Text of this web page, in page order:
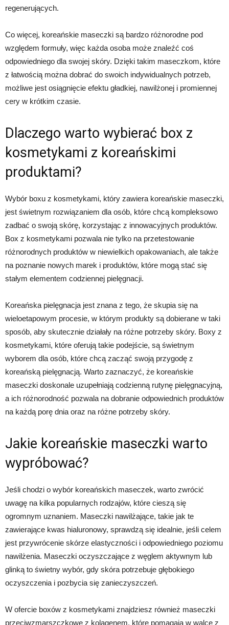
regenerujących.
Co więcej, koreańskie maseczki są bardzo różnorodne pod
względem formuły, więc każda osoba może znaleźć coś
odpowiedniego dla swojej skóry. Dzięki takim maseczkom, które
z łatwością można dobrać do swoich indywidualnych potrzeb,
możliwe jest osiągnięcie efektu gładkiej, nawilżonej i promiennej
cery w krótkim czasie.
Dlaczego warto wybierać box z
kosmetykami z koreańskimi
produktami?
Wybór boxu z kosmetykami, który zawiera koreańskie maseczki,
jest świetnym rozwiązaniem dla osób, które chcą kompleksowo
zadbać o swoją skórę, korzystając z innowacyjnych produktów.
Box z kosmetykami pozwala nie tylko na przetestowanie
różnorodnych produktów w niewielkich opakowaniach, ale także
na poznanie nowych marek i produktów, które mogą stać się
stałym elementem codziennej pielęgnacji.
Koreańska pielęgnacja jest znana z tego, że skupia się na
wieloetapowym procesie, w którym produkty są dobierane w taki
sposób, aby skutecznie działały na różne potrzeby skóry. Boxy z
kosmetykami, które oferują takie podejście, są świetnym
wyborem dla osób, które chcą zacząć swoją przygodę z
koreańską pielęgnacją. Warto zaznaczyć, że koreańskie
maseczki doskonale uzupełniają codzienną rutynę pielęgnacyjną,
a ich różnorodność pozwala na dobranie odpowiednich produktów
na każdą porę dnia oraz na różne potrzeby skóry.
Jakie koreańskie maseczki warto
wypróbować?
Jeśli chodzi o wybór koreańskich maseczek, warto zwrócić
uwagę na kilka popularnych rodzajów, które cieszą się
ogromnym uznaniem. Maseczki nawilżające, takie jak te
zawierające kwas hialuronowy, sprawdzą się idealnie, jeśli celem
jest przywrócenie skórze elastyczności i odpowiedniego poziomu
nawilżenia. Maseczki oczyszczające z węglem aktywnym lub
glinką to świetny wybór, gdy skóra potrzebuje głębokiego
oczyszczenia i pozbycia się zanieczyszczeń.
W ofercie boxów z kosmetykami znajdziesz również maseczki
przeciwzmarszczkowe z kolagenem, które pomagają w walce z